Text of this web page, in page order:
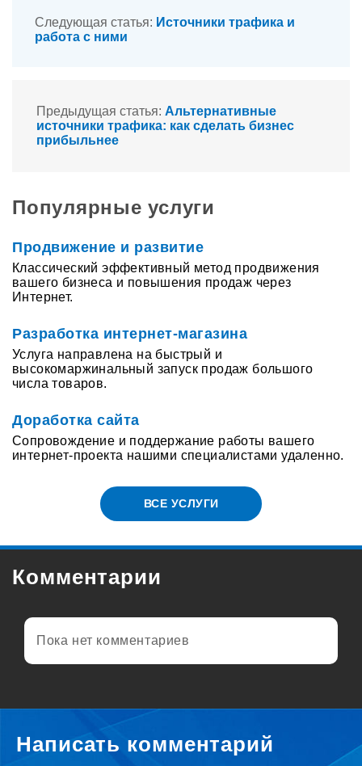
Следующая статья: Источники трафика и
работа с ними
Предыдущая статья: Альтернативные
источники трафика: как сделать бизнес
прибыльнее
Популярные услуги
Продвижение и развитие
Классический эффективный метод продвижения
вашего бизнеса и повышения продаж через
Интернет.
Разработка интернет-магазина
Услуга направлена на быстрый и
высокомаржинальный запуск продаж большого
числа товаров.
Доработка сайта
Сопровождение и поддержание работы вашего
интернет-проекта нашими специалистами удаленно.
ВСЕ УСЛУГИ
Комментарии
Пока нет комментариев
Написать комментарий